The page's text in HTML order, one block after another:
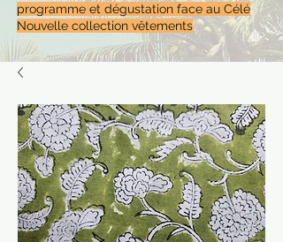
programme et dégustation face au Célé
Nouvelle collection vêtements